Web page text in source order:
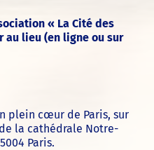
« La Cité des
au lieu (en ligne ou sur
plein cœur de Paris, sur
la cathédrale Notre-
Paris.